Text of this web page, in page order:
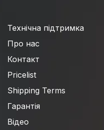
Технічна підтримка
Про нас
Контакт
Pricelist
Shipping Terms
Гарантія
Відео